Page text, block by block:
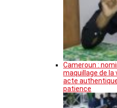
Cameroun :
maquillage de la
acte
patience